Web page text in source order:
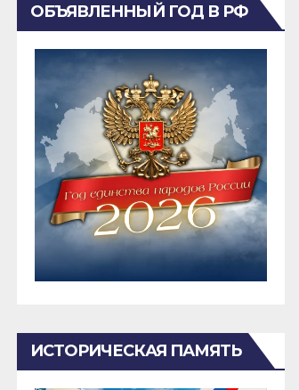
ОБЪЯВЛЕННЫЙ ГОД В РФ
ИСТОРИЧЕСКАЯ ПАМЯТЬ